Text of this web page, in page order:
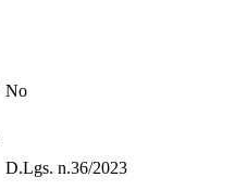
No
D.Lgs. n.36/2023